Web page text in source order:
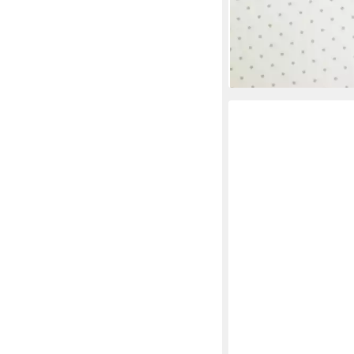
grau 2,80m Höhe,
Baumwolle, mit
21,95 €
lieferbar - in 4-5